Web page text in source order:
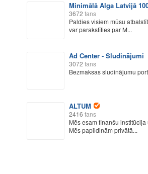
Minimālā Alga Latvijā
3672 fans
Paldies visiem mūsu
var parakstīties par M...
Ad Center - Sludinājumi
3072 fans
Bezmaksas sludinājumu
ALTUM
2416 fans
Mēs esam finanšu
Mēs papildinām privātā...